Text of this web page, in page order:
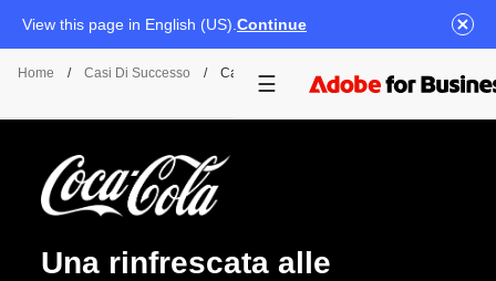
View this page in English (US). Continue
Home / Casi Di Successo / Case Study Su Coca Cola
Una rinfrescata alle